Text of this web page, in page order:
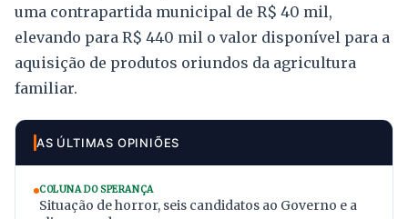
uma contrapartida municipal de R$ 40 mil,
elevando para R$ 440 mil o valor disponível para a
aquisição de produtos oriundos da agricultura
familiar.
AS ÚLTIMAS OPINIÕES
COLUNA DO SPERANÇA
Situação de horror, seis candidatos ao Governo e a